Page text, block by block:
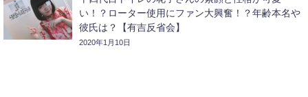
い！？ローター使用にファン大興奮！？年齢本名や
彼氏は？【有吉反省会】
2020年1月10日